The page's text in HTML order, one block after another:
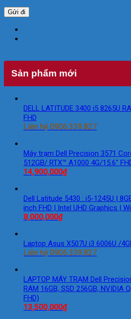
Sản phẩm mới
DELL LATITUDE 3400 i5 8265U
FHD
Liên hệ 0906.339.827
Máy trạm Dell Precision 3571
512GB/ RTX™ A1000 4G/15.6″
14,900,000₫
Dell Latitude 5430 : i5-1245U |
inch FHD | Intel UHD Graphics |
8,000,000₫
Laptop Asus X507U i3 6006U /
Liên hệ 0906.339.827
LAPTOP MÁY TRẠM Dell
RAM 16GB, SSD 256GB, NVIDIA
FHD)
13,500,000₫